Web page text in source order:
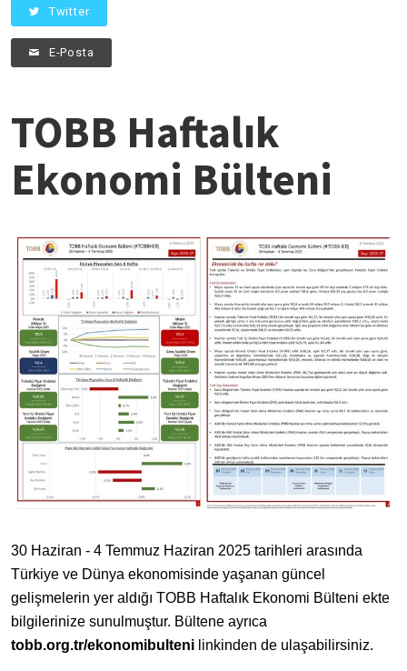
Twitter
E-Posta
TOBB Haftalık
Ekonomi Bülteni
30 Haziran - 4 Temmuz Haziran 2025 tarihleri arasında
Türkiye ve Dünya ekonomisinde yaşanan güncel
gelişmelerin yer aldığı TOBB Haftalık Ekonomi Bülteni ekte
bilgilerinize sunulmuştur. Bültene ayrıca
tobb.org.tr/ekonomibulteni linkinden de ulaşabilirsiniz.